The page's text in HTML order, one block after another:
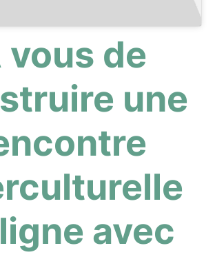
vous de
une
avec